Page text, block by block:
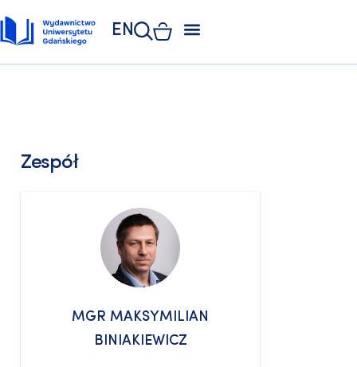
EN
Zespół
MGR MAKSYMILIAN
BINIAKIEWICZ